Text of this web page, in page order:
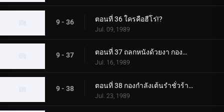
9 - 36 ตอนที่ 36 ใครคือฮีโร่!?
Jul. 09, 1989
9 - 37 ตอนที่ 37 ถลกหนังด้วยงา กองกำลังบีสท์แมนนินจา
Jul. 16, 1989
9 - 38 ตอนที่ 38 กองกำลังเต้นรำชั่วร้ายแห่งทุ่งกระดูกสีขาว
Jul. 23, 1989